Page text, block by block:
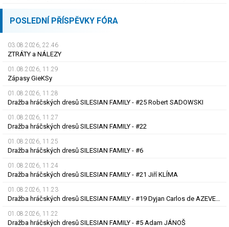
POSLEDNÍ PŘÍSPĚVKY FÓRA
03.08.2026, 22.46
ZTRÁTY a NÁLEZY
01.08.2026, 11.29
Zápasy GieKSy
01.08.2026, 11.28
Dražba hráčských dresů SILESIAN FAMILY - #25 Robert SADOWSKI
01.08.2026, 11.27
Dražba hráčských dresů SILESIAN FAMILY - #22
01.08.2026, 11.25
Dražba hráčských dresů SILESIAN FAMILY - #6
01.08.2026, 11.24
Dražba hráčských dresů SILESIAN FAMILY - #21 Jiří KLÍMA
01.08.2026, 11.23
01.08.2026, 11.22
Dražba hráčských dresů SILESIAN FAMILY - #5 Adam JÁNOŠ